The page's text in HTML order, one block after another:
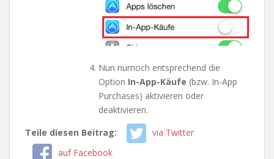
Nun nurnoch entsprechend die
Option In-App-Käufe (bzw. In-App
Purchases) aktivieren oder
deaktivieren.
Teile diesen Beitrag:
via Twitter
auf Facebook